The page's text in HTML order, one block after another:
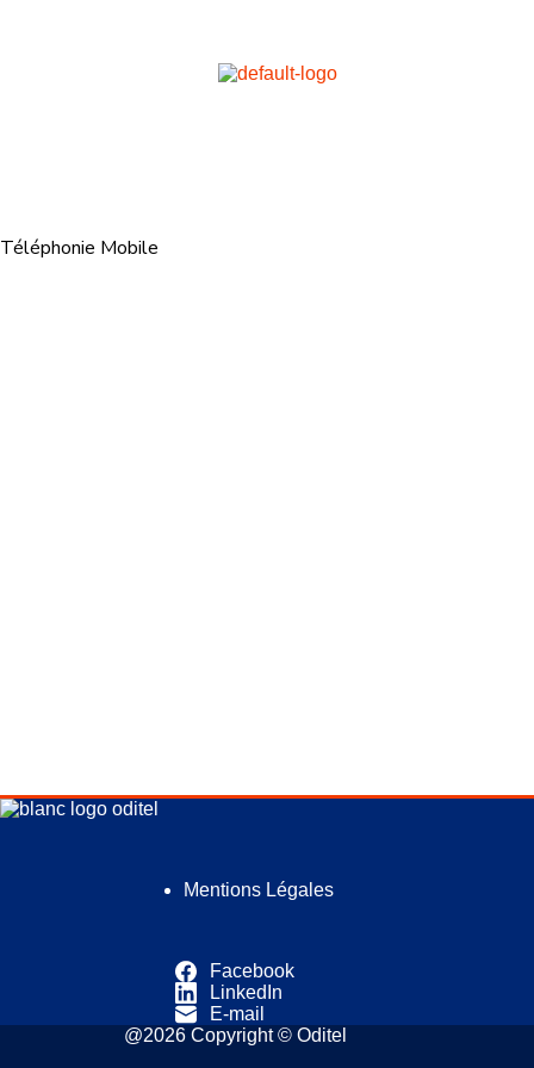
Téléphonie Mobile
Mentions Légales
Facebook
LinkedIn
E-mail
@2026 Copyright © Oditel